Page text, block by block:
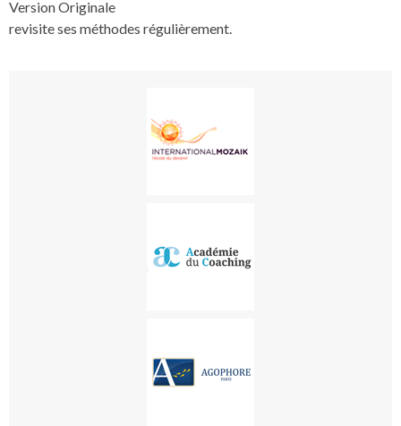
Version Originale
revisite ses méthodes régulièrement.